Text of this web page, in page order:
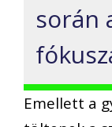
során
Emellett a